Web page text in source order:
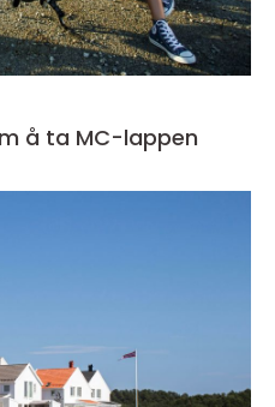
å ta MC-lappen